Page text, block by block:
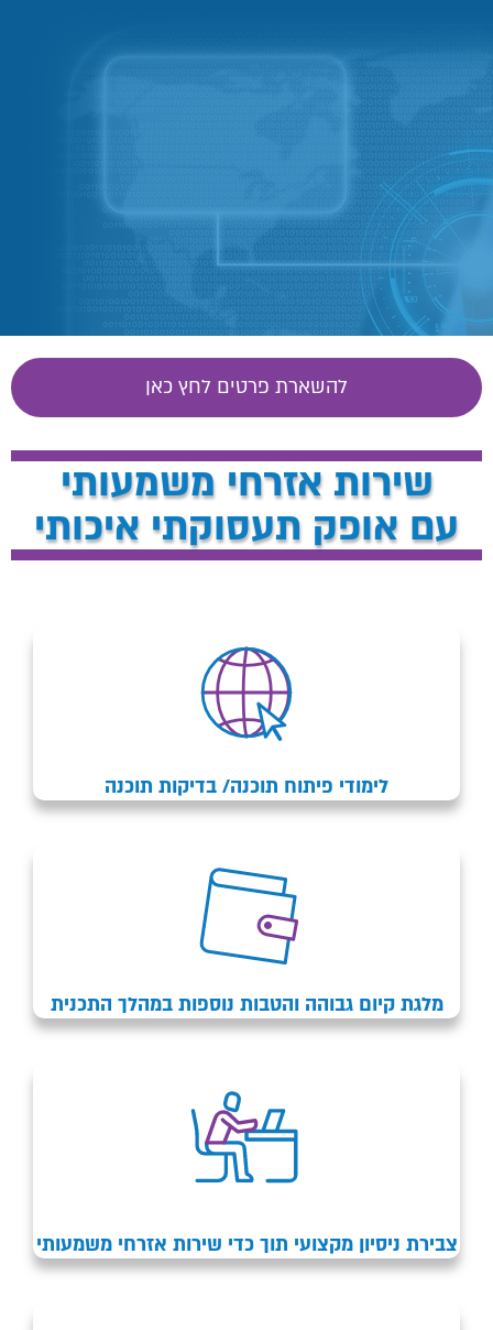
להשארת פרטים לחץ כאן
שירות אזרחי משמעותי
עם אופק תעסוקתי איכותי
לימודי פיתוח תוכנה/ בדיקות תוכנה​
מלגת קיום גבוהה והטבות נוספות במהלך התכנית​
צבירת ניסיון מקצועי תוך כדי שירות אזרחי משמעותי​